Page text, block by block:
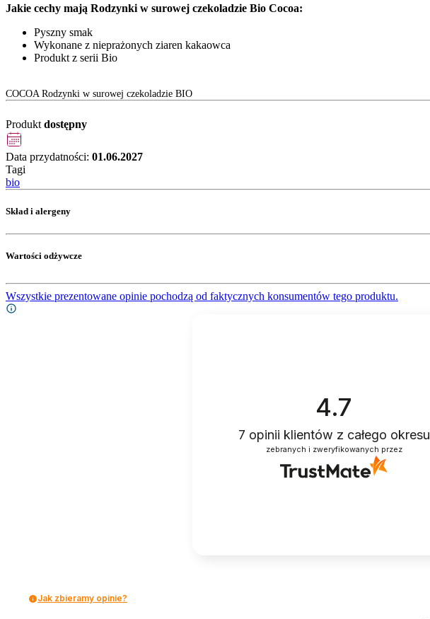
Jakie cechy mają Rodzynki w surowej czekoladzie Bio Cocoa:
Pyszny smak
Wykonane z nieprażonych ziaren kakaowca
Produkt z serii Bio
COCOA Rodzynki w surowej czekoladzie BIO
Produkt dostępny
Data przydatności: 01.06.2027
Tagi
bio
Skład i alergeny
Wartości odżywcze
Wszystkie prezentowane opinie pochodzą od faktycznych konsumentów tego produktu.
4.7
7 opinii klientów z całego okresu
zebranych i zweryfikowanych przez
Jak zbieramy opinie?